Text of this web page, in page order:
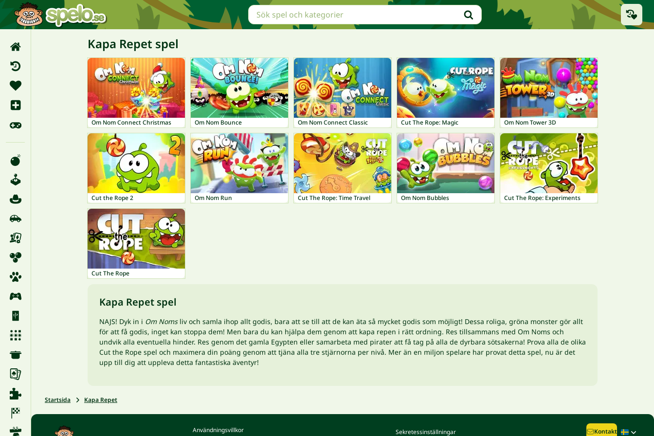
Kapa Repet spel
Om Nom Connect Christmas Om Nom Bounce Om Nom Connect Classic Cut The Rope: Magic Om Nom Tower 3D
Cut the Rope 2 Om Nom Run Cut The Rope: Time Travel Om Nom Bubbles Cut The Rope: Experiments
Cut The Rope
Kapa Repet spel
NAJS! Dyk in i Om Nomsliv och samla ihop allt godis, bara att se till att de kan äta så mycket godis som möjligt! Dessa roliga, gröna monster gör allt
för att få godis, inget kan stoppa dem! Men bara du kan hjälpa dem genom att kapa repen i rätt ordning. Res tillsammans med Om Noms och
undvik alla eventuella hinder. Res genom det gamla Egypten eller samarbeta med pirater att få tag på alla de dyrbara sötsakerna! Prova alla de olika
Cut the Rope spel och maximera din poäng genom att tjäna alla tre stjärnorna per nivå. Mer än en miljon spelare har provat detta spel, nu är det
upp till dig att uppleva detta fantastiska äventyr!
Startsida Kapa Repet
Användningsvillkor Sekretessinställningar Kontakt